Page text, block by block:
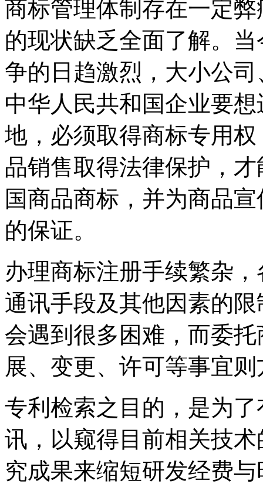
商标管理体制存在一定
的现状缺乏全面了解。
争的日趋激烈，大小公
中华人民共和国企业要
地，必须取得商标专用
品销售取得法律保护，
国商品商标，并为商品
的保证。
办理商标注册手续繁杂
通讯手段及其他因素的
会遇到很多困难，而委
展、变更、许可等事宜
专利检索之目的，是为
讯，以窥得目前相关技
究成果来缩短研发经费